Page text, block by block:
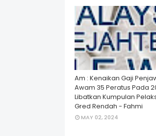
Am : Kenaikan Gaji
Awam 35 Peratus Pada
Libatkan Kumpulan
Gred Rendah - Fahmi
MAY 02, 2024